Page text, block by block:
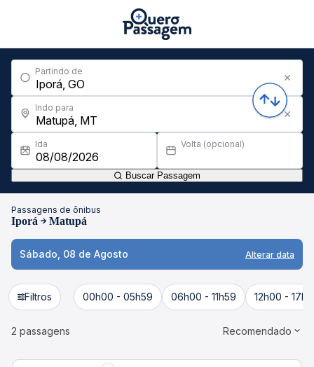
Partindo de
Indo para
Ida Volta (opcional)
Buscar Passagem
Passagens de ônibus
Iporá Matupá
Sábado, 08 de Agosto Alterar data
Filtros 00h00 - 05h59 06h00 - 11h59 12h00 -
2 passagens Recomendado